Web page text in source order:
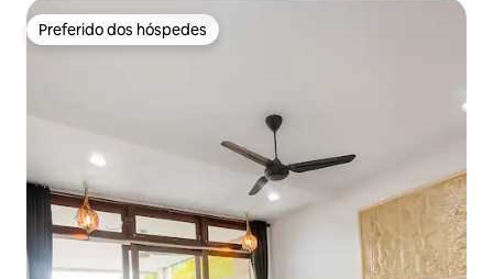
Preferido dos hóspedes
Preferido dos hóspedes